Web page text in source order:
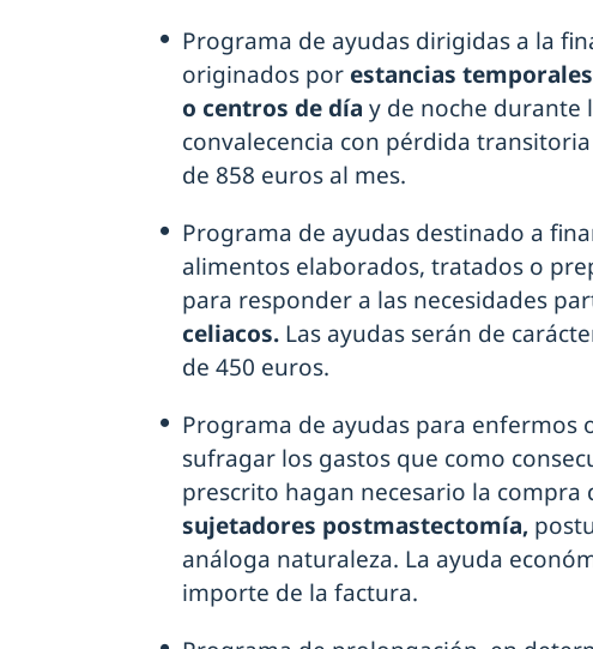
Programa de ayudas dirigidas a la
originados por estancias
o centros de día y de noche durante
convalecencia con pérdida
de 858 euros al mes.
Programa de ayudas destinado a
alimentos elaborados, tratados o
para responder a las necesidades
celiacos. Las ayudas serán de
de 450 euros.
Programa de ayudas para enfermos
sufragar los gastos que como
prescrito hagan necesario la compra
sujetadores postmastectomía,
análoga naturaleza. La ayuda
importe de la factura.